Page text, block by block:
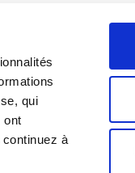
qui
ont
à